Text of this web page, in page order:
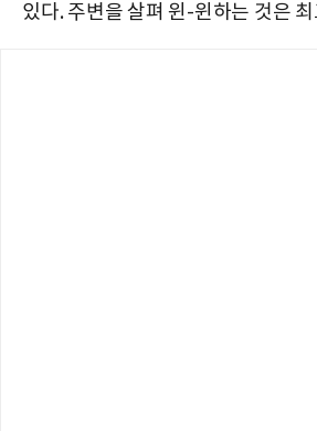
있다. 주변을 살펴 윈-윈하는 것은